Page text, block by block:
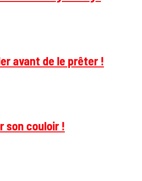
avant de le prêter !
son couloir !